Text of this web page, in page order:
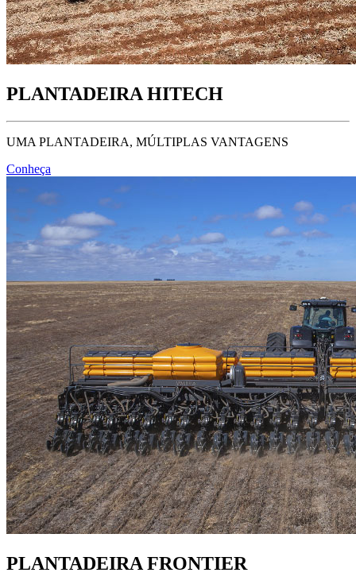
PLANTADEIRA HITECH
UMA PLANTADEIRA, MÚLTIPLAS VANTAGENS
Conheça
PLANTADEIRA FRONTIER